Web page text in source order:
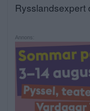
Annons: